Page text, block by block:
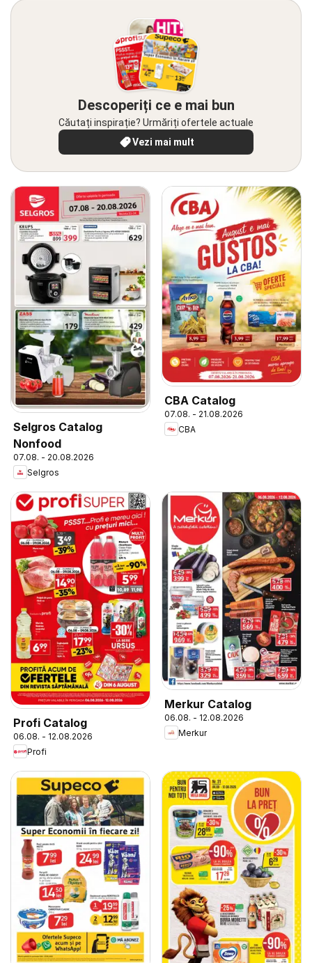
Descoperiți ce e mai bun
Căutați inspirație? Urmăriți ofertele actuale
Vezi mai mult
Selgros Catalog
Nonfood
07.08. - 20.08.2026
Selgros
CBA Catalog
07.08. - 21.08.2026
CBA
Profi Catalog
06.08. - 12.08.2026
Profi
Merkur Catalog
06.08. - 12.08.2026
Merkur